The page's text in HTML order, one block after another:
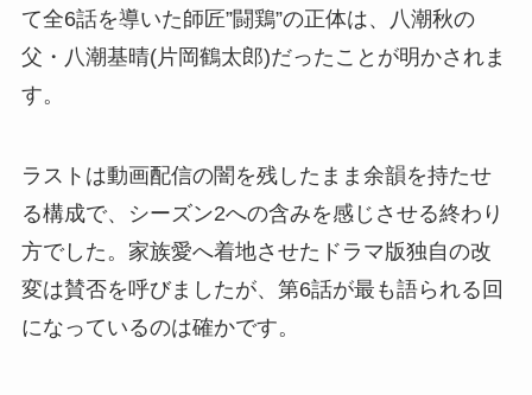
て全6話を導いた師匠”闘鶏”の正体は、八潮秋の
父・八潮基晴(片岡鶴太郎)だったことが明かされま
す。
ラストは動画配信の闇を残したまま余韻を持たせ
る構成で、シーズン2への含みを感じさせる終わり
方でした。家族愛へ着地させたドラマ版独自の改
変は賛否を呼びましたが、第6話が最も語られる回
になっているのは確かです。